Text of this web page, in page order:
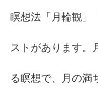
瞑想法「月輪観」
ストがあります。
る瞑想で、月の満